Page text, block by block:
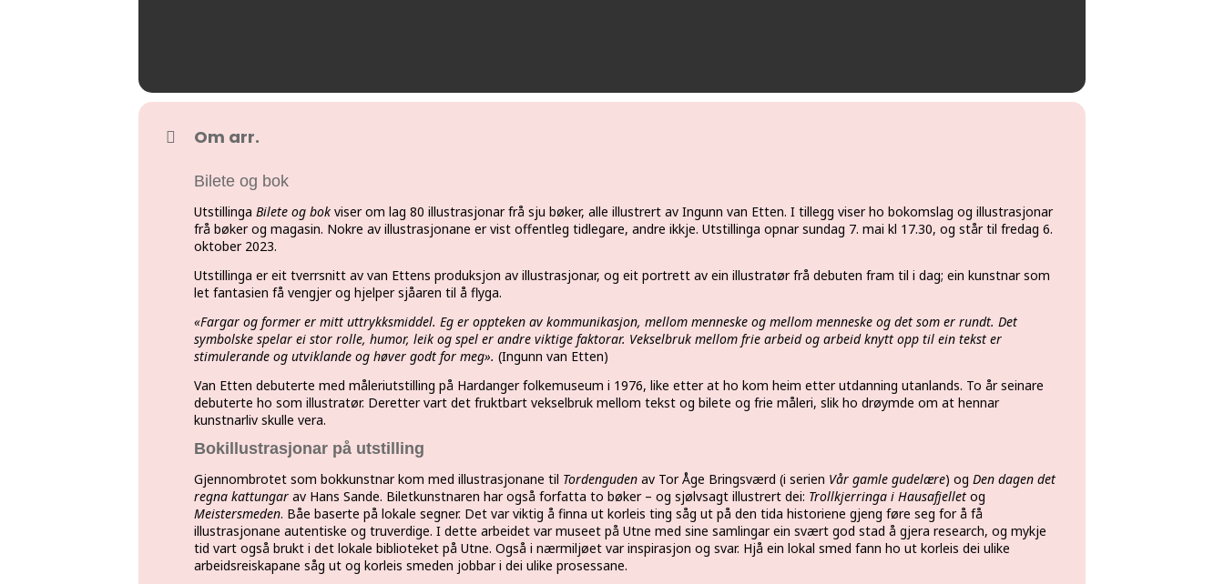
Om arr.
Bilete og bok
Utstillinga Bilete og bok viser om lag 80 illustrasjonar frå sju bøker, alle illustrert av Ingunn van Etten. I tillegg viser ho bokomslag og illustrasjonar
frå bøker og magasin. Nokre av illustrasjonane er vist offentleg tidlegare, andre ikkje. Utstillinga opnar sundag 7. mai kl 17.30, og står til fredag 6.
oktober 2023.
Utstillinga er eit tverrsnitt av van Ettens produksjon av illustrasjonar, og eit portrett av ein illustratør frå debuten fram til i dag; ein kunstnar som
let fantasien få vengjer og hjelper sjåaren til å flyga.
«Fargar og former er mitt uttrykksmiddel. Eg er oppteken av kommunikasjon, mellom menneske og mellom menneske og det som er rundt. Det
symbolske spelar ei stor rolle, humor, leik og spel er andre viktige faktorar. Vekselbruk mellom frie arbeid og arbeid knytt opp til ein tekst er
stimulerande og utviklande og høver godt for meg». (Ingunn van Etten)
Van Etten debuterte med måleriutstilling på Hardanger folkemuseum i 1976, like etter at ho kom heim etter utdanning utanlands. To år seinare
debuterte ho som illustratør. Deretter vart det fruktbart vekselbruk mellom tekst og bilete og frie måleri, slik ho drøymde om at hennar
kunstnarliv skulle vera.
Bokillustrasjonar på utstilling
Gjennombrotet som bokkunstnar kom med illustrasjonane til Tordenguden av Tor Åge Bringsværd (i serien Vår gamle gudelære) og Den dagen det
regna kattungar av Hans Sande. Biletkunstnaren har også forfatta to bøker – og sjølvsagt illustrert dei: Trollkjerringa i Hausafjellet og
Meistersmeden. Båe baserte på lokale segner. Det var viktig å finna ut korleis ting såg ut på den tida historiene gjeng føre seg for å få
illustrasjonane autentiske og truverdige. I dette arbeidet var museet på Utne med sine samlingar ein svært god stad å gjera research, og mykje
tid vart også brukt i det lokale biblioteket på Utne. Også i nærmiljøet var inspirasjon og svar. Hjå ein lokal smed fann ho ut korleis dei ulike
arbeidsreiskapane såg ut og korleis smeden jobbar i dei ulike prosessane.